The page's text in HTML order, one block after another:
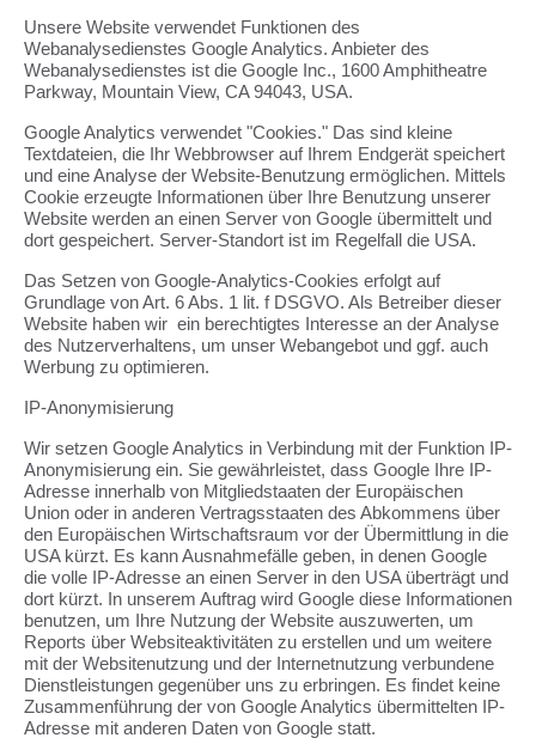
Unsere Website verwendet Funktionen des
Webanalysedienstes Google Analytics. Anbieter des
Webanalysedienstes ist die Google Inc., 1600 Amphitheatre
Parkway, Mountain View, CA 94043, USA.
Google Analytics verwendet "Cookies." Das sind kleine
Textdateien, die Ihr Webbrowser auf Ihrem Endgerät speichert
und eine Analyse der Website-Benutzung ermöglichen. Mittels
Cookie erzeugte Informationen über Ihre Benutzung unserer
Website werden an einen Server von Google übermittelt und
dort gespeichert. Server-Standort ist im Regelfall die USA.
Das Setzen von Google-Analytics-Cookies erfolgt auf
Grundlage von Art. 6 Abs. 1 lit. f DSGVO. Als Betreiber dieser
Website haben wir ein berechtigtes Interesse an der Analyse
des Nutzerverhaltens, um unser Webangebot und ggf. auch
Werbung zu optimieren.
IP-Anonymisierung
Wir setzen Google Analytics in Verbindung mit der Funktion IP-
Anonymisierung ein. Sie gewährleistet, dass Google Ihre IP-
Adresse innerhalb von Mitgliedstaaten der Europäischen
Union oder in anderen Vertragsstaaten des Abkommens über
den Europäischen Wirtschaftsraum vor der Übermittlung in die
USA kürzt. Es kann Ausnahmefälle geben, in denen Google
die volle IP-Adresse an einen Server in den USA überträgt und
dort kürzt. In unserem Auftrag wird Google diese Informationen
benutzen, um Ihre Nutzung der Website auszuwerten, um
Reports über Websiteaktivitäten zu erstellen und um weitere
mit der Websitenutzung und der Internetnutzung verbundene
Dienstleistungen gegenüber uns zu erbringen. Es findet keine
Zusammenführung der von Google Analytics übermittelten IP-
Adresse mit anderen Daten von Google statt.